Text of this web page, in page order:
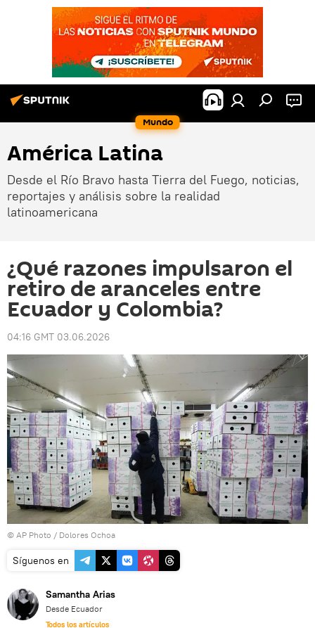
Mundo
América Latina
Desde el Río Bravo hasta Tierra del Fuego, noticias,
reportajes y análisis sobre la realidad
latinoamericana
¿Qué razones impulsaron el
retiro de aranceles entre
Ecuador y Colombia?
04:16 GMT 03.06.2026
© AP Photo / Dolores Ochoa
Síguenos en
Samantha Arias
Desde Ecuador
Todos los artículos